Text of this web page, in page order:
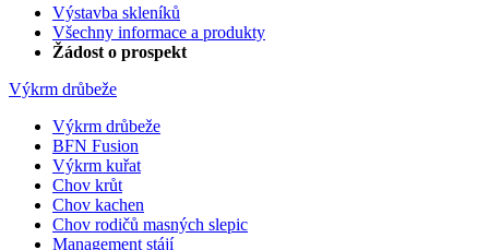
Výstavba skleníků
Všechny informace a produkty
Žádost o prospekt
Výkrm drůbeže
Výkrm drůbeže
BFN Fusion
Výkrm kuřat
Chov krůt
Chov kachen
Chov rodičů masných slepic
Management stájí